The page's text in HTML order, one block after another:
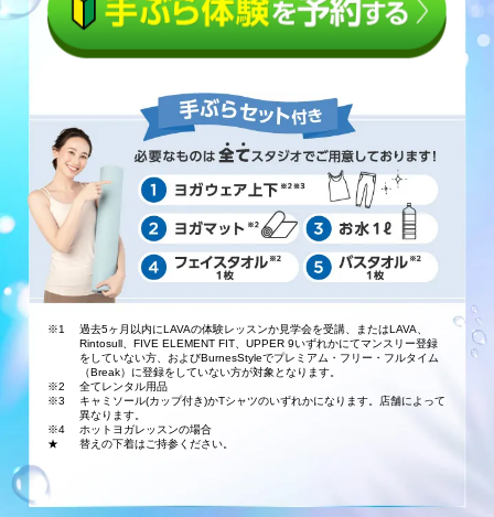
※1
過去5ヶ月以内にLAVAの体験レッスンか見学会を受講、またはLAVA、
Rintosull、FIVE ELEMENT FIT、UPPER 9いずれかにてマンスリー登録
をしていない方、およびBurnesStyleでプレミアム・フリー・フルタイム
（Break）に登録をしていない方が対象となります。
※2
全てレンタル用品
※3
キャミソール(カップ付き)かTシャツのいずれかになります。店舗によって
異なります。
※4
ホットヨガレッスンの場合
★
替えの下着はご持参ください。